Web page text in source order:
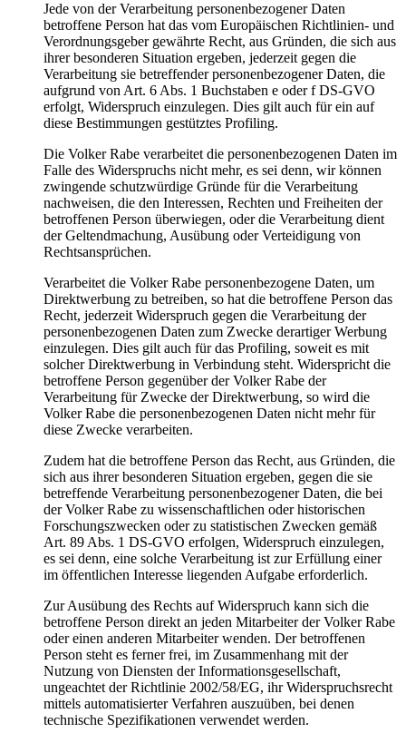
Jede von der Verarbeitung personenbezogener Daten
betroffene Person hat das vom Europäischen Richtlinien- und
Verordnungsgeber gewährte Recht, aus Gründen, die sich aus
ihrer besonderen Situation ergeben, jederzeit gegen die
Verarbeitung sie betreffender personenbezogener Daten, die
aufgrund von Art. 6 Abs. 1 Buchstaben e oder f DS-GVO
erfolgt, Widerspruch einzulegen. Dies gilt auch für ein auf
diese Bestimmungen gestütztes Profiling.
Die Volker Rabe verarbeitet die personenbezogenen Daten im
Falle des Widerspruchs nicht mehr, es sei denn, wir können
zwingende schutzwürdige Gründe für die Verarbeitung
nachweisen, die den Interessen, Rechten und Freiheiten der
betroffenen Person überwiegen, oder die Verarbeitung dient
der Geltendmachung, Ausübung oder Verteidigung von
Rechtsansprüchen.
Verarbeitet die Volker Rabe personenbezogene Daten, um
Direktwerbung zu betreiben, so hat die betroffene Person das
Recht, jederzeit Widerspruch gegen die Verarbeitung der
personenbezogenen Daten zum Zwecke derartiger Werbung
einzulegen. Dies gilt auch für das Profiling, soweit es mit
solcher Direktwerbung in Verbindung steht. Widerspricht die
betroffene Person gegenüber der Volker Rabe der
Verarbeitung für Zwecke der Direktwerbung, so wird die
Volker Rabe die personenbezogenen Daten nicht mehr für
diese Zwecke verarbeiten.
Zudem hat die betroffene Person das Recht, aus Gründen, die
sich aus ihrer besonderen Situation ergeben, gegen die sie
betreffende Verarbeitung personenbezogener Daten, die bei
der Volker Rabe zu wissenschaftlichen oder historischen
Forschungszwecken oder zu statistischen Zwecken gemäß
Art. 89 Abs. 1 DS-GVO erfolgen, Widerspruch einzulegen,
es sei denn, eine solche Verarbeitung ist zur Erfüllung einer
im öffentlichen Interesse liegenden Aufgabe erforderlich.
Zur Ausübung des Rechts auf Widerspruch kann sich die
betroffene Person direkt an jeden Mitarbeiter der Volker Rabe
oder einen anderen Mitarbeiter wenden. Der betroffenen
Person steht es ferner frei, im Zusammenhang mit der
Nutzung von Diensten der Informationsgesellschaft,
ungeachtet der Richtlinie 2002/58/EG, ihr Widerspruchsrecht
mittels automatisierter Verfahren auszuüben, bei denen
technische Spezifikationen verwendet werden.